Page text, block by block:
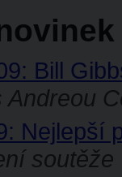
Bill
Andreou
Nejlepší
soutěže